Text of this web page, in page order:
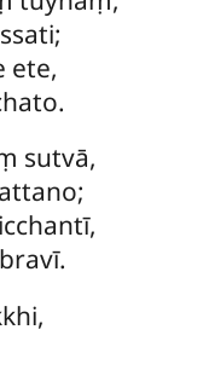
ete,
sutvā,